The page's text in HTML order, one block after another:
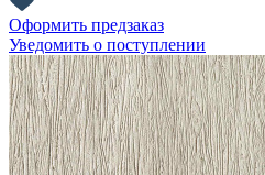
Оформить предзаказ
Уведомить о поступлении